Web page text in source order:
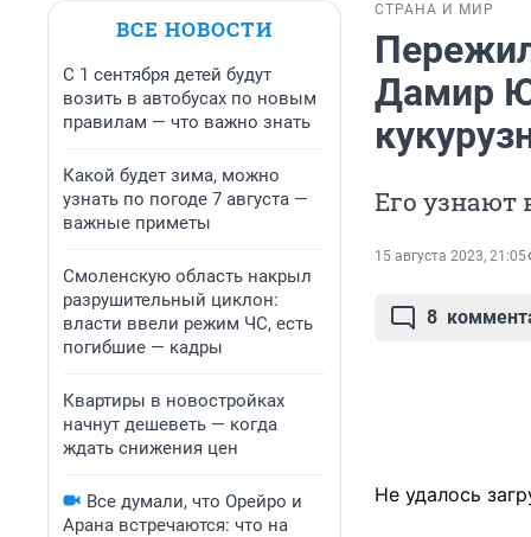
ВСЕ НОВОСТИ
С 1 сентября детей будут
возить в автобусах по новым
правилам — что важно знать
Какой будет зима, можно
узнать по погоде 7 августа —
важные приметы
Смоленскую область накрыл
разрушительный циклон:
власти ввели режим ЧС, есть
погибшие — кадры
Квартиры в новостройках
начнут дешеветь — когда
ждать снижения цен
Все думали, что Орейро и
Арана встречаются: что на
СТРАНА И МИР
Дамир
Его узнают
15 августа 2023, 21:05
8
Не удалось